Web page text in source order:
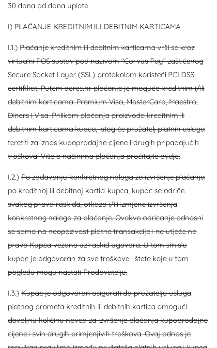
30 dana od dana uplate.
I) PLAĆANJE KREDITNIM ILI DEBITNIM KARTICAMA
I.1.) Plaćanje kreditnim ili debitnim karticama vrši se kroz
virtualni POS sustav pod nazivom "Corvus Pay” zaštićenog
Secure Socket Layer (SSL) protokolom koristeći PCI DSS
certifikat. Putem aeres.hr plaćanje je moguće kreditnim i/ili
debitnim karticama: Premium Visa, MasterCard, Maestro,
Diners i Visa. Prilikom plaćanja proizvoda kreditnim ili
debitnim karticama kupca, istog će pružatelj platnih usluga
teretiti za iznos kupoprodajne cijene i drugih pripadajućih
troškova. Više o načinima plaćanja pročitajte ovdje.
I.2.) Po zadavanju konkretnog naloga za izvršenje plaćanja
po kreditnoj ili debitnoj kartici kupca, kupac se odriče
svakog prava raskida, otkaza i/ili izmjene izvršenja
konkretnog naloga za plaćanje. Ovakvo odricanje odnosni
se samo na neopozivost platne transakcije i ne utječe na
prava Kupca vezano uz raskid ugovora. U tom smislu
kupac je odgovoran za sve troškove i štete koje u tom
pogledu mogu nastati Prodavatelju.
I.3.) Kupac je odgovoran osigurati da pružatelju usluga
platnog prometa kreditnih ili debitnih kartica omogući
dovoljnu količinu novca za izvršenje plaćanja kupoprodajne
cijene i svih drugih primjenjivih troškova. Ovaj odnos je